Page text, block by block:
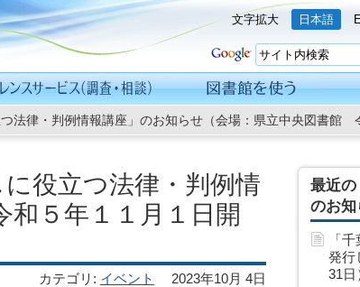
文字拡大 日本語
法律・判例情報講座」のお知らせ（会場：県立中央図書館
役立つ法律・判例情
５年１１月１日開
カテゴリ : イベント 2023年10月 4日
最近の
のお知
「
発行
31日